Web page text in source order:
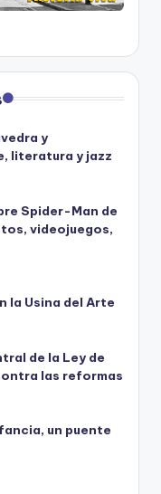
y
literatura y jazz
Spider-Man de
videojuegos,
la Usina del Arte
de la Ley de
las reformas
un puente